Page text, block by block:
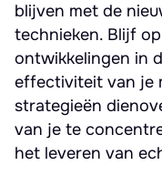
blijven met de
technieken. Blijf
ontwikkelingen in
effectiviteit van je
strategieën
van je te
het leveren van